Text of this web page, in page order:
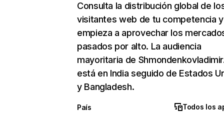
Consulta la distribución global de
visitantes web de tu competencia y
empieza a aprovechar los
pasados por alto. La audiencia
mayoritaria de
está en India seguido de Estados
y Bangladesh.
País
Todos los